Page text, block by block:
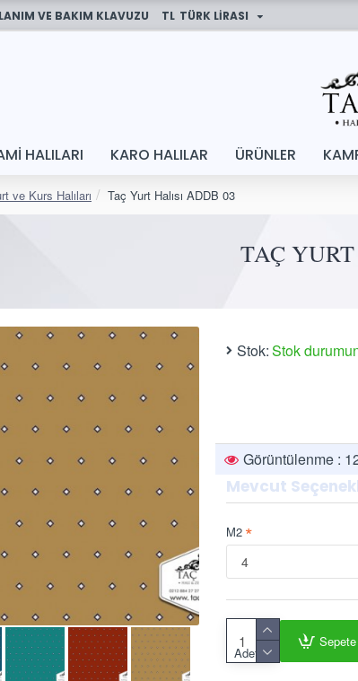
VE BAKIM KLAVUZU TL TÜRK LIRASI
HALILARI KARO HALILAR ÜRÜNLER
ve Kurs Halıları Taç Yurt Halısı ADDB 03
TAÇ
Stok:Stok
Görüntülenme :
Mevcut
M2
Adet